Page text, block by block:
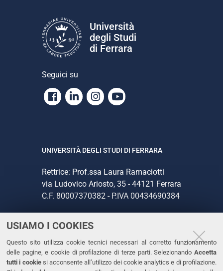
USIAMO I COOKIES
Questo sito utilizza cookie tecnici necessari al corretto funzionamento
delle pagine, e cookie di profilazione di terze parti. Selezionando Accetta
tutti i cookiesi acconsente all’utilizzo dei cookie analytics e di profilazione.
Università
degli Studi
di Ferrara
Seguici su
Facebook
LinkedinInstagram
Youtube
UNIVERSITÀ DEGLI STUDI DI FERRARA
Rettrice: Prof.ssa Laura Ramaciotti
via Ludovico Ariosto, 35 - 44121 Ferrara
C.F. 80007370382 - P.IVA 00434690384
CONTATTI
Tel. +39 0532 293111
Fax. +39 0532 293031